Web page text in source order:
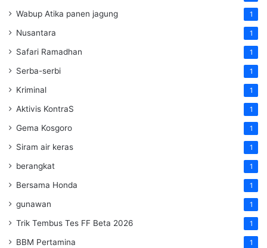
Wabup Atika panen jagung 1
Nusantara 1
Safari Ramadhan 1
Serba-serbi 1
Kriminal 1
Aktivis KontraS 1
Gema Kosgoro 1
Siram air keras 1
berangkat 1
Bersama Honda 1
gunawan 1
Trik Tembus Tes FF Beta 2026 1
BBM Pertamina 1